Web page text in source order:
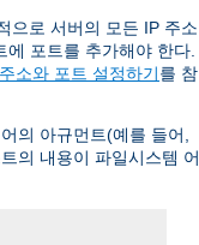
으로 서버의 모든 IP 주소
에 포트를 추가해야 한다.
소와 포트 설정하기를 참
의 아규먼트(예를 들어,
의 내용이 파일시스템 어